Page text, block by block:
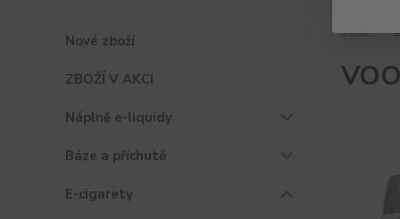
Nové zboží
ZBOŽÍ V AKCI
Náplně e-liquidy
Báze a příchutě
E-cigarety
Úvod